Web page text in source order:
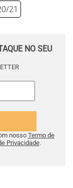
21
NO SEU
nosso Termo de
Privacidade.